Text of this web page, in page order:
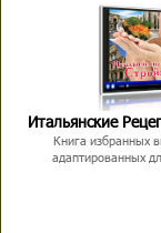
Итальянские
Книга избранных
адаптированных